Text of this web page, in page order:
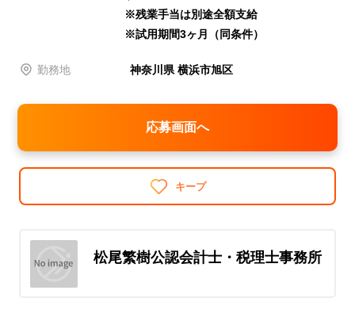
※残業手当は別途全額支給
※試用期間3ヶ月（同条件）
勤務地 神奈川県 横浜市旭区
応募画面へ
キープ
松尾繁樹公認会計士・税理士事務所